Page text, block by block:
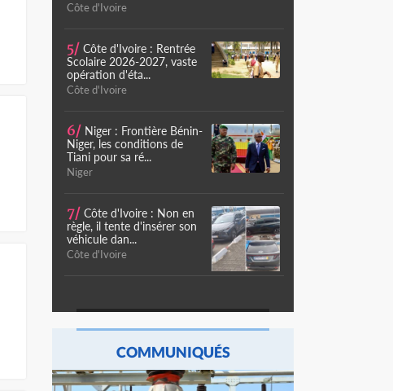
Côte d'Ivoire
5/ Côte d'Ivoire : Rentrée
Scolaire 2026-2027, vaste
opération d'éta...
Côte d'Ivoire
6/ Niger : Frontière Bénin-
Niger, les conditions de
Tiani pour sa ré...
Niger
7/ Côte d'Ivoire : Non en
règle, il tente d'insérer son
véhicule dan...
Côte d'Ivoire
COMMUNIQUÉS